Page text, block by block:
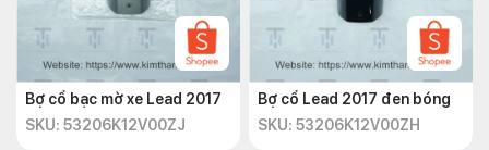
Bợ cổ bạc mờ xe Lead 2017
SKU: 53206K12V00ZJ
Bợ cổ Lead 2017 đen bóng
SKU: 53206K12V00ZH